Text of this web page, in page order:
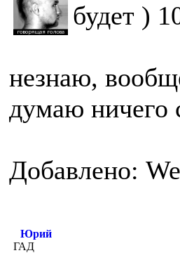
будет )
незнаю,
думаю ничего
Добавлено:
Юрий
ГАД